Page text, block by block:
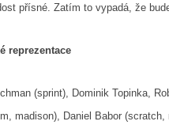
přísné. Zatím to vypadá, že
reprezentace
(sprint), Dominik Topinka,
madison), Daniel Babor